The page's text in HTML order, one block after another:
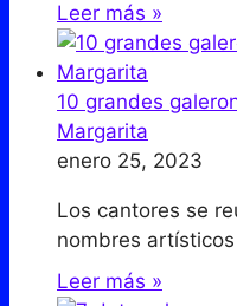
Leer más »
10 grandes
Margarita
enero 25, 2023
Los cantores se
nombres
Leer más »